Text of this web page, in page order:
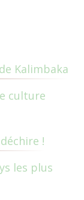
Kalimbaka
culture
!
les plus